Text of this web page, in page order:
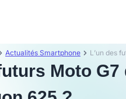
Actualités Smartphone
Moto